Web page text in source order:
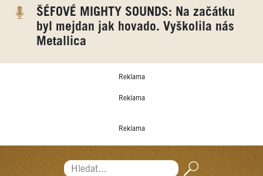
ŠÉFOVÉ MIGHTY SOUNDS: Na začátku
byl mejdan jak hovado. Vyškolila nás
Metallica
Reklama
Reklama
Reklama
Hledat...